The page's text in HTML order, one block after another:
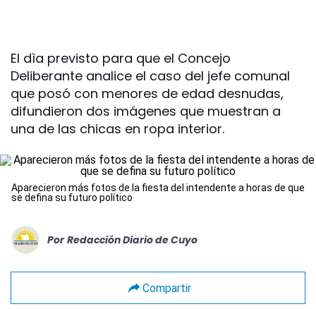
El dìa previsto para que el Concejo
Deliberante analice el caso del jefe comunal
que posó con menores de edad desnudas,
difundieron dos imágenes que muestran a
una de las chicas en ropa interior.
Aparecieron más fotos de la fiesta del intendente a horas de que
se defina su futuro político
Por Redacción Diario de Cuyo
Compartir